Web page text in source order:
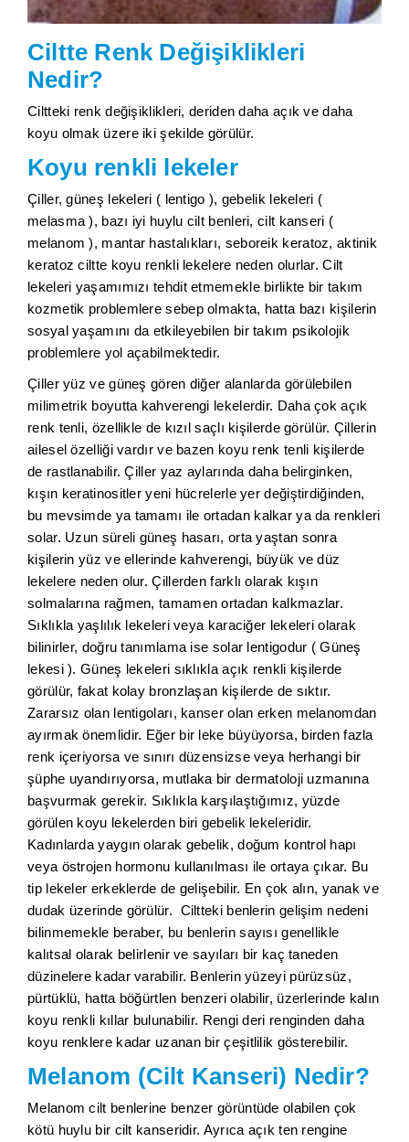
Ciltte Renk Değişiklikleri
Nedir?
Ciltteki renk değişiklikleri, deriden daha açık ve daha
koyu olmak üzere iki şekilde görülür.
Koyu renkli lekeler
Çiller, güneş lekeleri ( lentigo ), gebelik lekeleri (
melasma ), bazı iyi huylu cilt benleri, cilt kanseri (
melanom ), mantar hastalıkları, seboreik keratoz, aktinik
keratoz ciltte koyu renkli lekelere neden olurlar. Cilt
lekeleri yaşamımızı tehdit etmemekle birlikte bir takım
kozmetik problemlere sebep olmakta, hatta bazı kişilerin
sosyal yaşamını da etkileyebilen bir takım psikolojik
problemlere yol açabilmektedir.
Çiller yüz ve güneş gören diğer alanlarda görülebilen
milimetrik boyutta kahverengi lekelerdir. Daha çok açık
renk tenli, özellikle de kızıl saçlı kişilerde görülür. Çillerin
ailesel özelliği vardır ve bazen koyu renk tenli kişilerde
de rastlanabilir. Çiller yaz aylarında daha belirginken,
kışın keratinositler yeni hücrelerle yer değiştirdiğinden,
bu mevsimde ya tamamı ile ortadan kalkar ya da renkleri
solar. Uzun süreli güneş hasarı, orta yaştan sonra
kişilerin yüz ve ellerinde kahverengi, büyük ve düz
lekelere neden olur. Çillerden farklı olarak kışın
solmalarına rağmen, tamamen ortadan kalkmazlar.
Sıklıkla yaşlılık lekeleri veya karaciğer lekeleri olarak
bilinirler, doğru tanımlama ise solar lentigodur ( Güneş
lekesi ). Güneş lekeleri sıklıkla açık renkli kişilerde
görülür, fakat kolay bronzlaşan kişilerde de sıktır.
Zararsız olan lentigoları, kanser olan erken melanomdan
ayırmak önemlidir. Eğer bir leke büyüyorsa, birden fazla
renk içeriyorsa ve sınırı düzensizse veya herhangi bir
şüphe uyandırıyorsa, mutlaka bir dermatoloji uzmanına
başvurmak gerekir. Sıklıkla karşılaştığımız, yüzde
görülen koyu lekelerden biri gebelik lekeleridir.
Kadınlarda yaygın olarak gebelik, doğum kontrol hapı
veya östrojen hormonu kullanılması ile ortaya çıkar. Bu
tip lekeler erkeklerde de gelişebilir. En çok alın, yanak ve
dudak üzerinde görülür. Ciltteki benlerin gelişim nedeni
bilinmemekle beraber, bu benlerin sayısı genellikle
kalıtsal olarak belirlenir ve sayıları bir kaç taneden
düzinelere kadar varabilir. Benlerin yüzeyi pürüzsüz,
pürtüklü, hatta böğürtlen benzeri olabilir, üzerlerinde kalın
koyu renkli kıllar bulunabilir. Rengi deri renginden daha
koyu renklere kadar uzanan bir çeşitlilik gösterebilir.
Melanom (Cilt Kanseri) Nedir?
Melanom cilt benlerine benzer görüntüde olabilen çok
kötü huylu bir cilt kanseridir. Ayrıca açık ten rengine